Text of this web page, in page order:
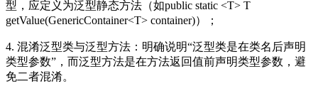
型，应定义为泛型静态方法（如public static <T> T
getValue(GenericContainer<T> container)）；
4. 混淆泛型类与泛型方法：明确说明“泛型类是在类名后声明
类型参数”，而泛型方法是在方法返回值前声明类型参数，避
免二者混淆。